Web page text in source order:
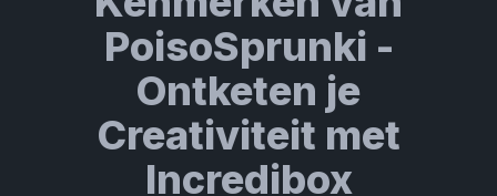
PoisoSprunki -
Ontketen je
Creativiteit met
Incredibox